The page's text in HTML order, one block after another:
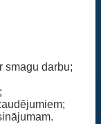
smagu darbu;